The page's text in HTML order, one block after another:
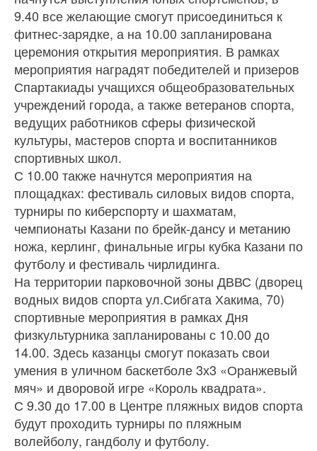
9.40 все желающие смогут присоединиться к
фитнес-зарядке, а на 10.00 запланирована
церемония открытия мероприятия. В рамках
мероприятия наградят победителей и призеров
Спартакиады учащихся общеобразовательных
учреждений города, а также ветеранов спорта,
ведущих работников сферы физической
культуры, мастеров спорта и воспитанников
спортивных школ.
С 10.00 также начнутся мероприятия на
площадках: фестиваль силовых видов спорта,
турниры по киберспорту и шахматам,
чемпионаты Казани по брейк-дансу и метанию
ножа, керлинг, финальные игры кубка Казани по
футболу и фестиваль чирлидинга.
На территории парковочной зоны ДВВС (дворец
водных видов спорта ул.Сибгата Хакима, 70)
спортивные мероприятия в рамках Дня
физкультурника запланированы с 10.00 до
14.00. Здесь казанцы смогут показать свои
умения в уличном баскетболе 3х3 «Оранжевый
мяч» и дворовой игре «Король квадрата».
С 9.30 до 17.00 в Центре пляжных видов спорта
будут проходить турниры по пляжным
волейболу, гандболу и футболу.